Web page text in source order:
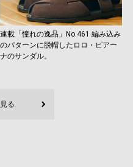
連載「憧れの逸品」No.461 編み込み
のパターンに脱帽したロロ・ピアー
ナのサンダル。
る